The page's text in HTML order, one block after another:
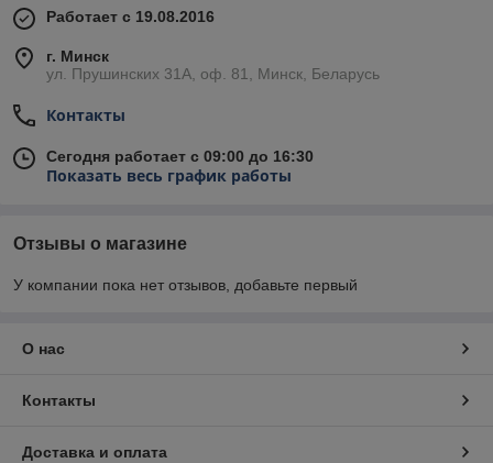
Работает с 19.08.2016
г. Минск
ул. Прушинских 31А, оф. 81, Минск, Беларусь
Контакты
Сегодня работает с 09:00 до 16:30
Показать весь график работы
Отзывы о магазине
У компании пока нет отзывов, добавьте первый
О нас
Контакты
Доставка и оплата